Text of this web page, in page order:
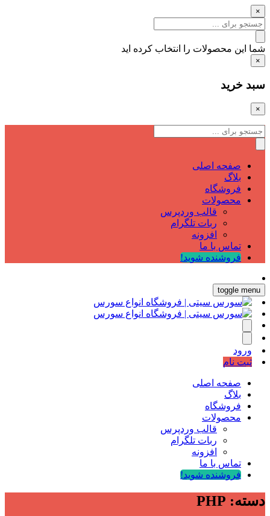
×
شما این محصولات را انتخاب کرده اید
×
سبد خرید
×
صفحه اصلی
بلاگ
فروشگاه
محصولات
قالب وردپرس
ربات تلگرام
افزونه
تماس با ما
فروشنده شوید!
toggle menu
ورود
ثبت نام
صفحه اصلی
بلاگ
فروشگاه
محصولات
قالب وردپرس
ربات تلگرام
افزونه
تماس با ما
فروشنده شوید!
دسته: PHP